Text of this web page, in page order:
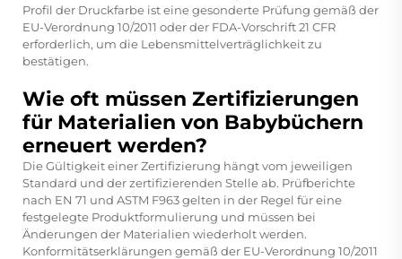
Profil der Druckfarbe ist eine gesonderte Prüfung gemäß der
EU-Verordnung 10/2011 oder der FDA-Vorschrift 21 CFR
erforderlich, um die Lebensmittelverträglichkeit zu
bestätigen.
Wie oft müssen Zertifizierungen
für Materialien von Babybüchern
erneuert werden?
Die Gültigkeit einer Zertifizierung hängt vom jeweiligen
Standard und der zertifizierenden Stelle ab. Prüfberichte
nach EN 71 und ASTM F963 gelten in der Regel für eine
festgelegte Produktformulierung und müssen bei
Änderungen der Materialien wiederholt werden.
Konformitätserklärungen gemäß der EU-Verordnung 10/2011